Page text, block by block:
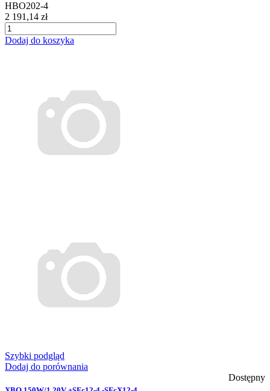
HBO202-4
2 191,14 zł
Dodaj do koszyka
Szybki podgląd
Dodaj do porównania
Dostępny